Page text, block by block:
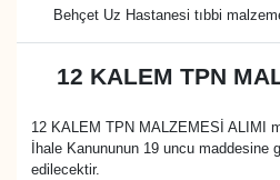
Behçet Uz Hastanesi tıbbi
12 KALEM TPN
12 KALEM TPN MALZEMESİ ALIMI
İhale Kanununun 19 uncu maddesine
edilecektir.
EKONOMİ
MAGAZİN
Tüm Manşetler
Haber Arşivi